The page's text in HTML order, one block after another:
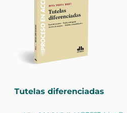
Tutelas diferenciadas